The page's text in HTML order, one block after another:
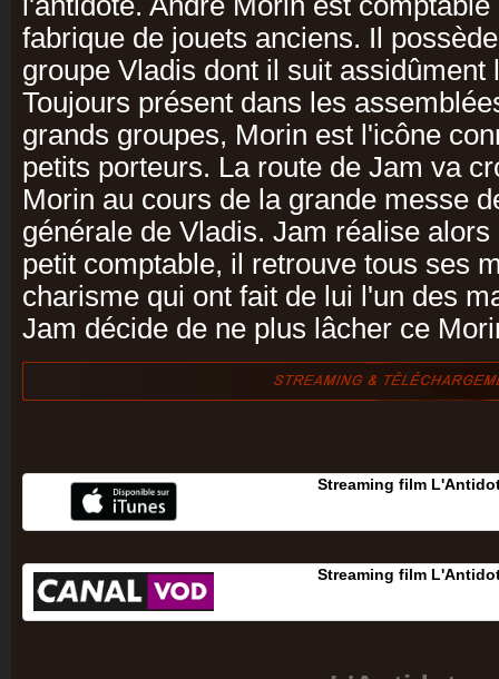
fabrique de jouets anciens. Il
groupe Vladis dont il suit assidûment
Toujours présent dans les
grands groupes, Morin est l'icône
petits porteurs. La route de Jam va
Morin au cours de la grande messe
générale de Vladis. Jam réalise
petit comptable, il retrouve tous ses
charisme qui ont fait de lui l'un des
Jam décide de ne plus lâcher ce
Streaming film
Streaming film